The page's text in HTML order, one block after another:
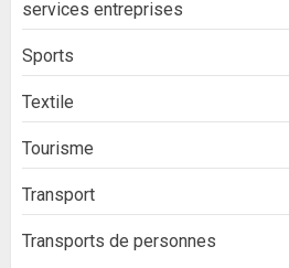
services entreprises
Sports
Textile
Tourisme
Transport
Transports de personnes